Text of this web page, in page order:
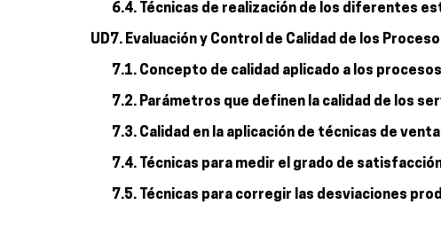
6.4. Técnicas de realización de los diferentes
UD7. Evaluación y Control de Calidad de los
7.1. Concepto de calidad aplicado a los
7.2. Parámetros que definen la calidad de los
7.3. Calidad en la aplicación de técnicas de
7.4. Técnicas para medir el grado de
7.5. Técnicas para corregir las desviaciones